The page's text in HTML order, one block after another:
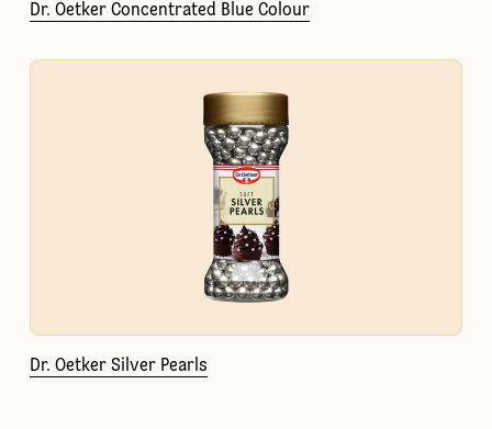
Dr. Oetker Concentrated Blue Colour
Dr. Oetker Silver Pearls